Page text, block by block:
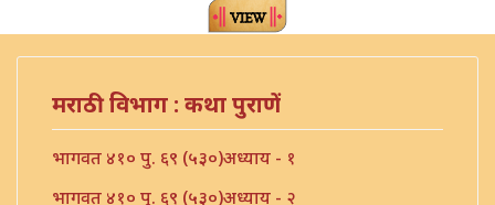
मराठी विभाग : कथा पुराणें
भागवत ४१० पु. ६९ (५३०)अध्याय - १
भागवत ४१० पु. ६९ (५३०)अध्याय - २